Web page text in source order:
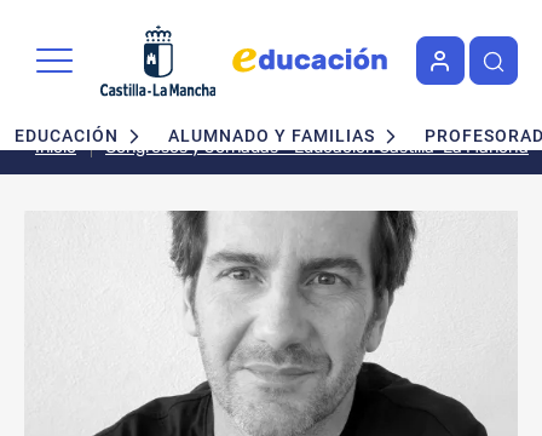
Navegación principal
EDUCACIÓN ALUMNADO Y FAMILIAS
Inicio Congresos y Jornadas - Educación Castilla-La Mancha